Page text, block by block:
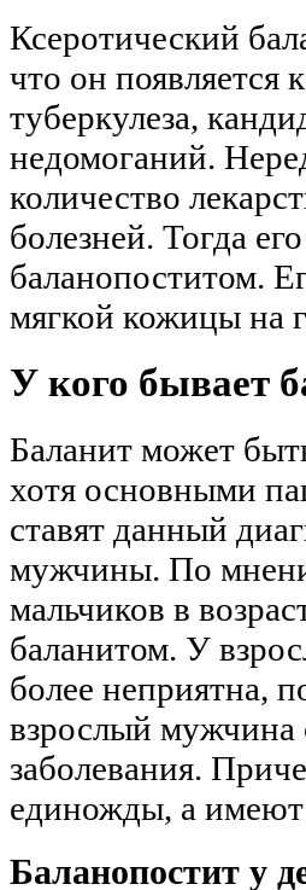
Ксеротический
что он появляется
туберкулеза,
недомоганий.
количество
болезней. Тогда
баланопоститом.
мягкой кожицы на
У кого бывает
Баланит может
хотя основными
ставят данный
мужчины. По
мальчиков в
баланитом. У
более неприятна,
взрослый мужчина
заболевания.
единожды, а
Баланопостит у